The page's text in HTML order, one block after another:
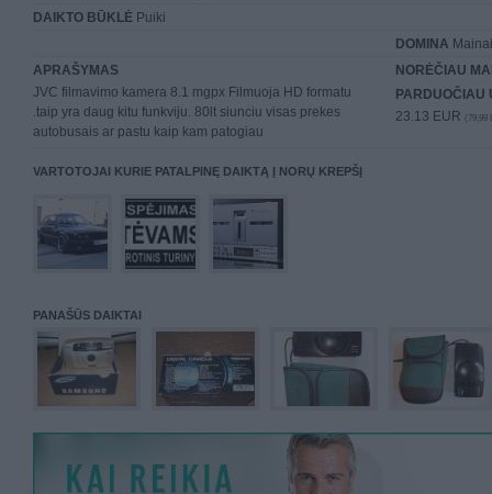
DAIKTO BŪKLĖ Puiki
DOMINA
APRAŠYMAS
JVC filmavimo kamera 8.1 mgpx Filmuoja HD formatu
.taip yra daug kitu funkviju. 80lt siunciu visas prekes
autobusais ar pastu kaip kam patogiau
NORĖČIAU
PARDUOČIAU
23.13 EUR (79,99
VARTOTOJAI KURIE PATALPINĘ DAIKTĄ Į NORŲ KREPŠĮ
PANAŠŪS DAIKTAI